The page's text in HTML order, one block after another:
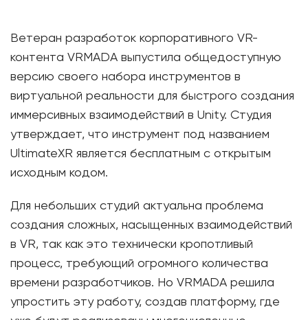
Ветеран разработок корпоративного VR-
контента VRMADA выпустила общедоступную
версию своего набора инструментов в
виртуальной реальности для быстрого создания
иммерсивных взаимодействий в Unity. Студия
утверждает, что инструмент под названием
UltimateXR является бесплатным с открытым
исходным кодом.
Для небольших студий актуальна проблема
создания сложных, насыщенных взаимодействий
в VR, так как это технически кропотливый
процесс, требующий огромного количества
времени разработчиков. Но VRMADA решила
упростить эту работу, создав платформу, где